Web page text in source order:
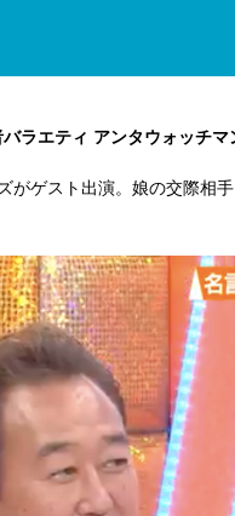
ラエティ アンタウォッチマ
ゲスト出演。娘の交際相